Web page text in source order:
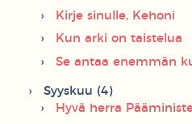
Kirje sinulle, Kehoni
Kun arki on taistelua
Se antaa enemmän
Syyskuu (4)
Hyvä herra